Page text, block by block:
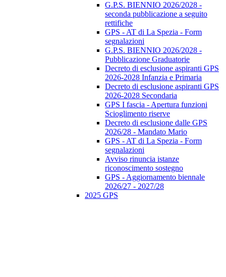
G.P.S. BIENNIO 2026/2028 -
seconda pubblicazione a seguito
rettifiche
GPS - AT di La Spezia - Form
segnalazioni
G.P.S. BIENNIO 2026/2028 -
Pubblicazione Graduatorie
Decreto di esclusione aspiranti GPS
2026-2028 Infanzia e Primaria
Decreto di esclusione aspiranti GPS
2026-2028 Secondaria
GPS I fascia - Apertura funzioni
Scioglimento riserve
Decreto di esclusione dalle GPS
2026/28 - Mandato Mario
GPS - AT di La Spezia - Form
segnalazioni
Avviso rinuncia istanze
riconoscimento sostegno
GPS - Aggiornamento biennale
2026/27 - 2027/28
2025 GPS